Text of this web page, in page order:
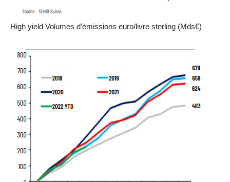
High yield Volumes d’émissions euro/livre sterling (Mds€)